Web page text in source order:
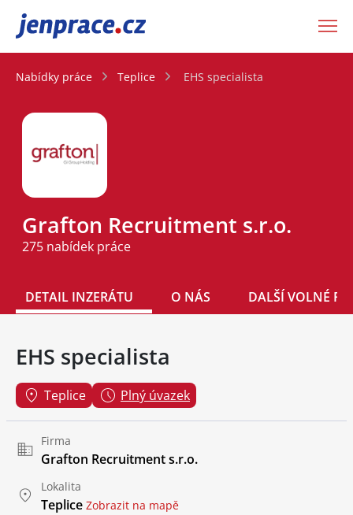
JenPráce.cz
Nabídky práce Teplice EHS specialista
Grafton Recruitment s.r.o.
275 nabídek práce
DETAIL INZERÁTU O NÁS DALŠÍ VOLNÉ
EHS specialista
Teplice Plný úvazek
Firma
Grafton Recruitment s.r.o.
Lokalita
Teplice Zobrazit na mapě